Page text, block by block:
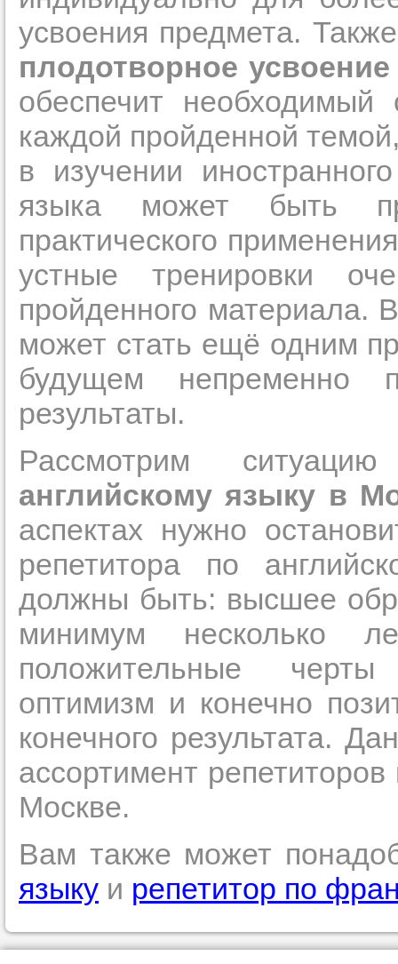
усвоения предмета.
плодотворное
обеспечит необходимый
каждой пройденной
в изучении
языка может быть
практического
устные тренировки
пройденного материала.
может стать ещё одним
будущем непременно
результаты.
Рассмотрим
английскому языку в
аспектах нужно
репетитора по
должны быть: высшее
минимум несколько
положительные черты
оптимизм и конечно
конечного результата.
ассортимент
Москве.
Вам также может
языку и репетитор по